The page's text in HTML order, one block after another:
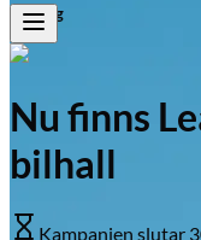
Typ av fordon
Bränsle
Hybrid
El
Honda
Leapmotor
Företag
Nu finns
bilhall
Kampanjen slutar